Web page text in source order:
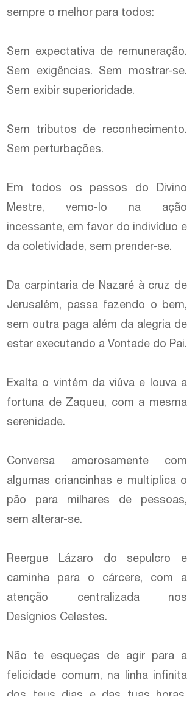
sempre o melhor para todos:
Sem expectativa de remuneração.
Sem exigências. Sem mostrar-se.
Sem exibir superioridade.
Sem tributos de reconhecimento.
Sem perturbações.
Em todos os passos do Divino
Mestre, vemo-lo na ação
incessante, em favor do indivíduo e
da coletividade, sem prender-se.
Da carpintaria de Nazaré à cruz de
Jerusalém, passa fazendo o bem,
sem outra paga além da alegria de
estar executando a Vontade do Pai.
Exalta o vintém da viúva e louva a
fortuna de Zaqueu, com a mesma
serenidade.
Conversa amorosamente com
algumas criancinhas e multiplica o
pão para milhares de pessoas,
sem alterar-se.
Reergue Lázaro do sepulcro e
caminha para o cárcere, com a
atenção centralizada nos
Desígnios Celestes.
Não te esqueças de agir para a
felicidade comum, na linha infinita
dos teus dias e das tuas horas.